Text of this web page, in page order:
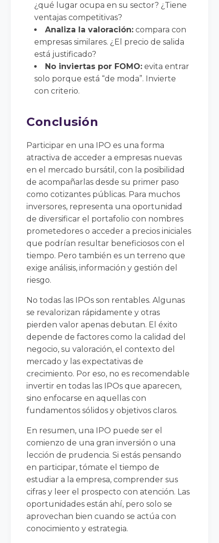
¿qué lugar ocupa en su sector? ¿Tiene
ventajas competitivas?
Analiza la valoración: compara con
empresas similares. ¿El precio de salida
está justificado?
No inviertas por FOMO: evita entrar
solo porque está “de moda”. Invierte
con criterio.
Conclusión
Participar en una IPO es una forma
atractiva de acceder a empresas nuevas
en el mercado bursátil, con la posibilidad
de acompañarlas desde su primer paso
como cotizantes públicas. Para muchos
inversores, representa una oportunidad
de diversificar el portafolio con nombres
prometedores o acceder a precios iniciales
que podrían resultar beneficiosos con el
tiempo. Pero también es un terreno que
exige análisis, información y gestión del
riesgo.
No todas las IPOs son rentables. Algunas
se revalorizan rápidamente y otras
pierden valor apenas debutan. El éxito
depende de factores como la calidad del
negocio, su valoración, el contexto del
mercado y las expectativas de
crecimiento. Por eso, no es recomendable
invertir en todas las IPOs que aparecen,
sino enfocarse en aquellas con
fundamentos sólidos y objetivos claros.
En resumen, una IPO puede ser el
comienzo de una gran inversión o una
lección de prudencia. Si estás pensando
en participar, tómate el tiempo de
estudiar a la empresa, comprender sus
cifras y leer el prospecto con atención. Las
oportunidades están ahí, pero solo se
aprovechan bien cuando se actúa con
conocimiento y estrategia.